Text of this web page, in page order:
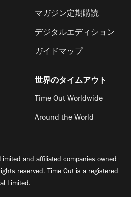
マガジン定期購読
デジタルエディション
ガイドマップ
世界のタイムアウト
Time Out Worldwide
Around the World
and affiliated companies owned
reserved. Time Out is a registered
Limited.